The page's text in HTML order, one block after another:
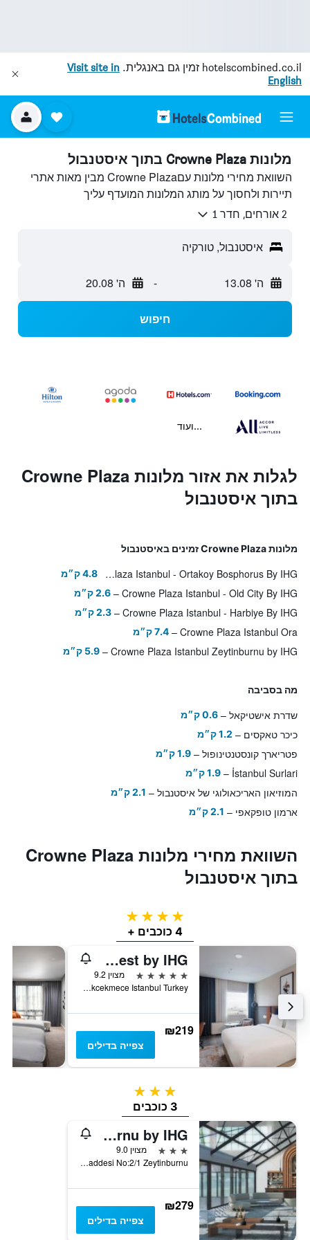
hotelscombined.co.il זמין גם באנגלית. Visit site in
English
מלונות Crowne Plaza בתוך איסטנבול
השוואת מחירי מלונות עםCrowne Plaza מבין מאות אתרי
תיירות ולחסוך על מותג המלונות המועדף עליך
2 אורחים, חדר 1
איסטנבול, טורקיה
ה' 13.08 - ה' 20.08
חיפוש
...ועוד
לגלות את אזור מלונות Crowne Plaza
בתוך איסטנבול
מלונות Crowne Plaza זמינים באיסטנבול
Crowne Plaza Istanbul - Ortakoy Bosphorus By IHG 4.8 ק״מ
Crowne Plaza Istanbul - Old City By IHG 2.6 ק״מ
Crowne Plaza Istanbul - Harbiye By IHG 2.3 ק״מ
Crowne Plaza Istanbul Ora 7.4 ק״מ
Crowne Plaza Istanbul Zeytinburnu by IHG 5.9 ק״מ
מה בסביבה
שדרת אישטיקאל 0.6 ק״מ
כיכר טאקסים 1.2 ק״מ
פטריארך קונסטנטינופול 1.9 ק״מ
İstanbul Surlari 1.9 ק״מ
המוזיאון האריכאולוגי של איסטנבול 2.1 ק״מ
ארמון טופקאפי 2.1 ק״מ
השוואת מחירי מלונות Crowne Plaza
בתוך איסטנבול
4 כוכבים
4 כוכבים +
Crowne Plaza Istanbul - West by IHG
5 כוכבים
מצוין 9.2
Cakmakli Mah. Ali Cebi Cad No:5,Buyukcekmece Istanbul Turkey, איסטנבול, טורקיה
₪219
צפייה בדילים
3 כוכבים
3 כוכבים
Crowne Plaza Istanbul Zeytinburnu by IHG
3 כוכבים
מצוין 9.0
Basketbol Gelisim Merkezi Kazlicesme,10. Yil caddesi No:2/1 Zeytinburnu, איסטנבול, טורקיה
₪279
צפייה בדילים